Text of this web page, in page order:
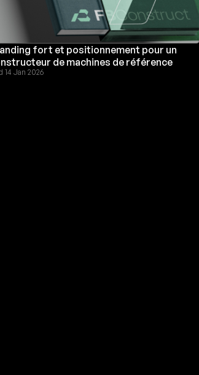
fort et positionnement pour un
de machines de référence
14 Jan 2026